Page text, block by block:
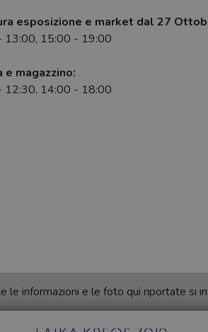
esposizione e market dal 27
13:00, 15:00 - 19:00
magazzino:
12:30, 14:00 - 18:00
le informazioni e le foto qui riportate si